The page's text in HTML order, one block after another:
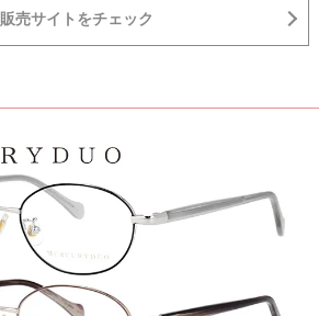
販売サイトをチェック